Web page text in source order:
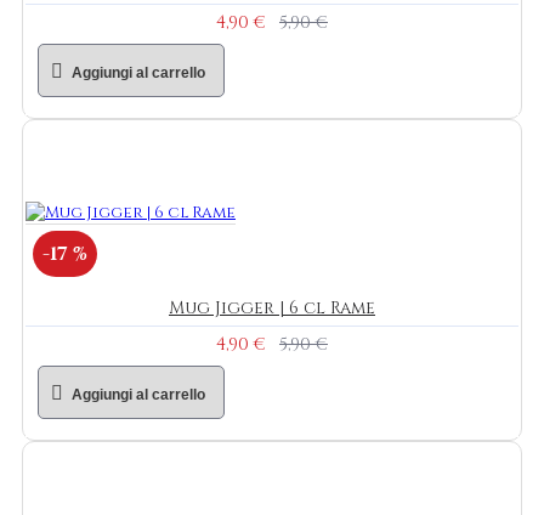
4,90 €
5,90 €
Aggiungi al carrello
-17 %
Mug Jigger | 6 cl Rame
4,90 €
5,90 €
Aggiungi al carrello